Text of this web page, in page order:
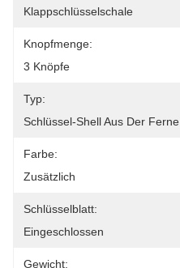
Klappschlüsselschale
Knopfmenge:
3 Knöpfe
Typ:
Schlüssel-Shell Aus Der Ferne
Farbe:
Zusätzlich
Schlüsselblatt:
Eingeschlossen
Gewicht: